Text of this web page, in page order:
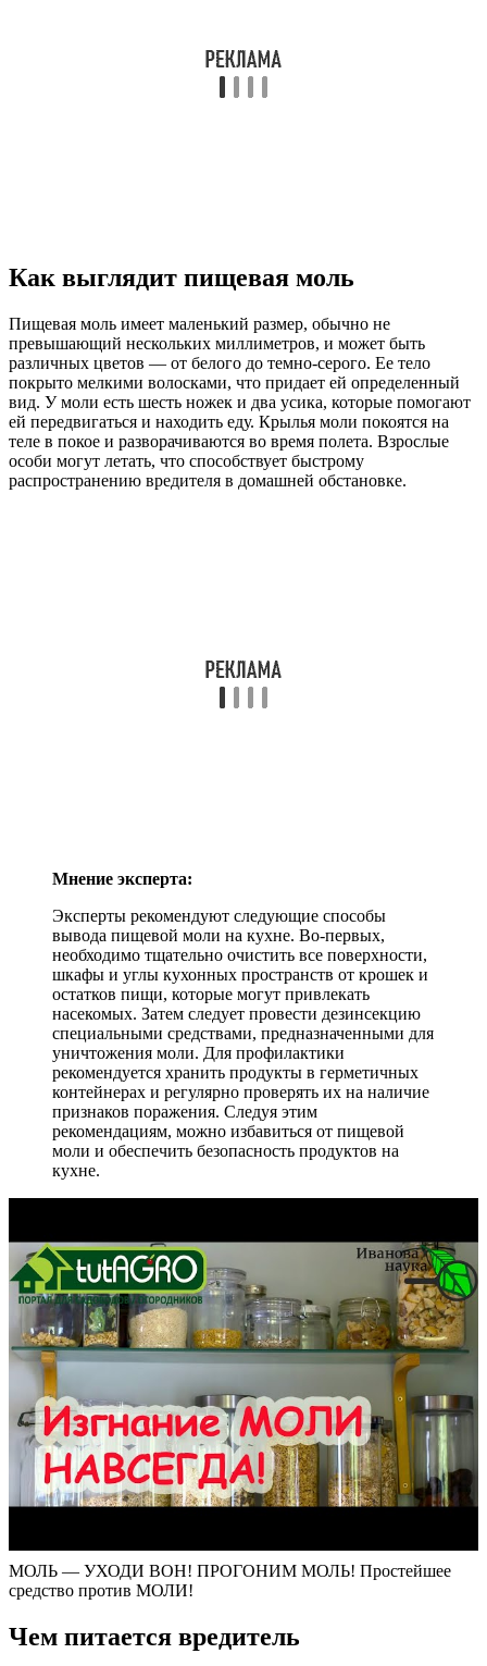
Как выглядит пищевая моль
Пищевая моль имеет маленький размер, обычно не
превышающий нескольких миллиметров, и может быть
различных цветов — от белого до темно-серого. Ее тело
покрыто мелкими волосками, что придает ей определенный
вид. У моли есть шесть ножек и два усика, которые помогают
ей передвигаться и находить еду. Крылья моли покоятся на
теле в покое и разворачиваются во время полета. Взрослые
особи могут летать, что способствует быстрому
распространению вредителя в домашней обстановке.
Мнение эксперта:
Эксперты рекомендуют следующие способы
вывода пищевой моли на кухне. Во-первых,
необходимо тщательно очистить все поверхности,
шкафы и углы кухонных пространств от крошек и
остатков пищи, которые могут привлекать
насекомых. Затем следует провести дезинсекцию
специальными средствами, предназначенными для
уничтожения моли. Для профилактики
рекомендуется хранить продукты в герметичных
контейнерах и регулярно проверять их на наличие
признаков поражения. Следуя этим
рекомендациям, можно избавиться от пищевой
моли и обеспечить безопасность продуктов на
кухне.
МОЛЬ — УХОДИ ВОН! ПРОГОНИМ МОЛЬ! Простейшее
средство против МОЛИ!
Чем питается вредитель